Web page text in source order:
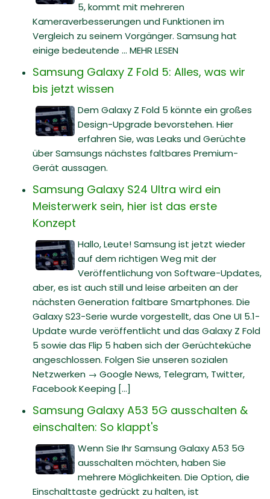
5, kommt mit mehreren
Kameraverbesserungen und Funktionen im
Vergleich zu seinem Vorgänger. Samsung hat
einige bedeutende ... MEHR LESEN
Samsung Galaxy Z Fold 5: Alles, was wir
bis jetzt wissen
Dem Galaxy Z Fold 5 könnte ein großes
Design-Upgrade bevorstehen. Hier
erfahren Sie, was Leaks und Gerüchte
über Samsungs nächstes faltbares Premium-
Gerät aussagen.
Samsung Galaxy S24 Ultra wird ein
Meisterwerk sein, hier ist das erste
Konzept
Hallo, Leute! Samsung ist jetzt wieder
auf dem richtigen Weg mit der
Veröffentlichung von Software-Updates,
aber, es ist auch still und leise arbeiten an der
nächsten Generation faltbare Smartphones. Die
Galaxy S23-Serie wurde vorgestellt, das One UI 5.1-
Update wurde veröffentlicht und das Galaxy Z Fold
5 sowie das Flip 5 haben sich der Gerüchteküche
angeschlossen. Folgen Sie unseren sozialen
Netzwerken → Google News, Telegram, Twitter,
Facebook Keeping [...]
Samsung Galaxy A53 5G ausschalten &
einschalten: So klappt's
Wenn Sie Ihr Samsung Galaxy A53 5G
ausschalten möchten, haben Sie
mehrere Möglichkeiten. Die Option, die
Einschalttaste gedrückt zu halten, ist